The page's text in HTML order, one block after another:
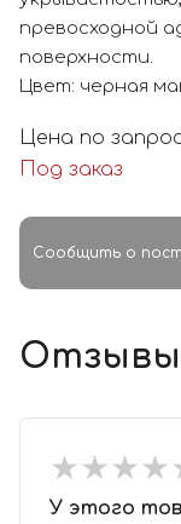
превосходной
поверхности.
Цвет: черная
Цена по
Под заказ
Сообщить о
Отзывы
★★★★
★★★★
У этого